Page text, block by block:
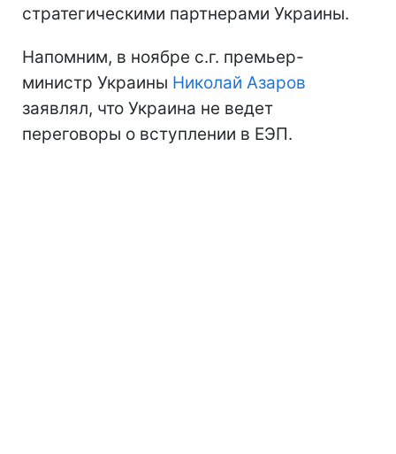
стратегическими партнерами Украины.
Напомним, в ноябре с.г. премьер-
министр Украины Николай Азаров
заявлял, что Украина не ведет
переговоры о вступлении в ЕЭП.